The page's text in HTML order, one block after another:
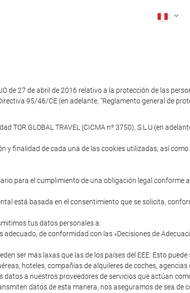
de 27 de abril de 2016 relativo a la protección de las
95/46/CE (en adelante, "Reglamento general de
TOR GLOBAL TRAVEL (CICMA nº 3750), S.L.U (en
y finalidad de cada una de las cookies utilizadas, así
para el cumplimiento de una obligación legal conforme
está basada en el consentimiento que se solicita,
tus datos personales a:
de conformidad con las «Decisiones de
ser más laxas que las de los países del EEE. Esto
hoteles, compañías de alquileres de coches, agencias
a nuestros proveedores de servicios que actúan
datos de esta manera, nos aseguramos de sea de